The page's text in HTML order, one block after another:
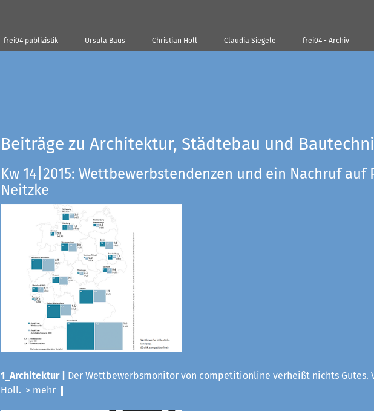
frei04 publizistik Ursula Baus Christian Holl Claudia Siegele frei04 - Archiv
Beiträge zu Architektur, Städtebau und
Kw 14|2015: Wettbewerbstendenzen und ein Nachruf auf
Neitzke
1_Architektur |
Der Wettbewerbsmonitor von competitionline verheißt nichts Gutes.
Holl. > mehr